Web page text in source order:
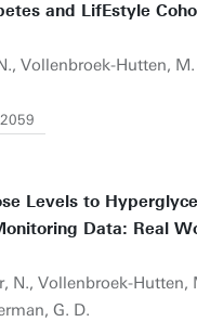
and LifEstyle
Vollenbroek-Hutten,
Levels to
Data: Real
N., Vollenbroek-Hutten,
G. D.